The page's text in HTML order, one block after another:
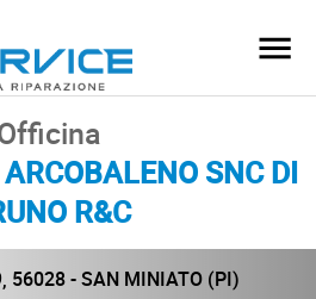
SNC DI
R&C
56028 - SAN MINIATO (PI)